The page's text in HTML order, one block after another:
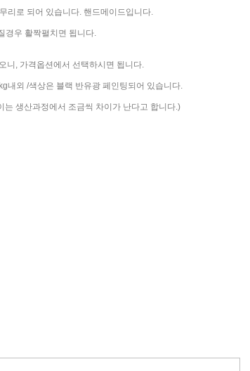
리로 되어 있습니다. 핸드메이드입니다.
경우 활짝펼치면 됩니다.
니, 가격옵션에서 선택하시면 됩니다.
내외 /색상은 블랙 반유광 페인팅되어 있습니다.
생산과정에서 조금씩 차이가 난다고 합니다.)